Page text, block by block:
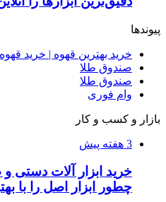
عاشقانه، دارک رومنس
۱۴۰۵/۰۴/۱۴
راهنمای جامع خرید
دقیق‌ترین ابزارها را
۱۴۰۵/۰۴/۰۹
آربی نوا؛ راهکار
فرصت‌های آربیتراژ ارز
۱۴۰۵/۰۴/۰۶